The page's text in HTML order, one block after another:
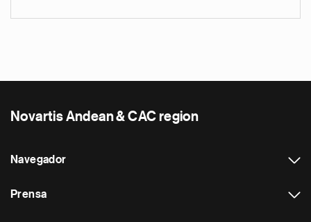
Novartis Andean & CAC region
Navegador
Prensa